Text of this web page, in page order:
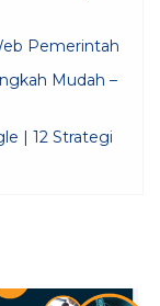
Pemerintah
Mudah –
| 12 Strategi